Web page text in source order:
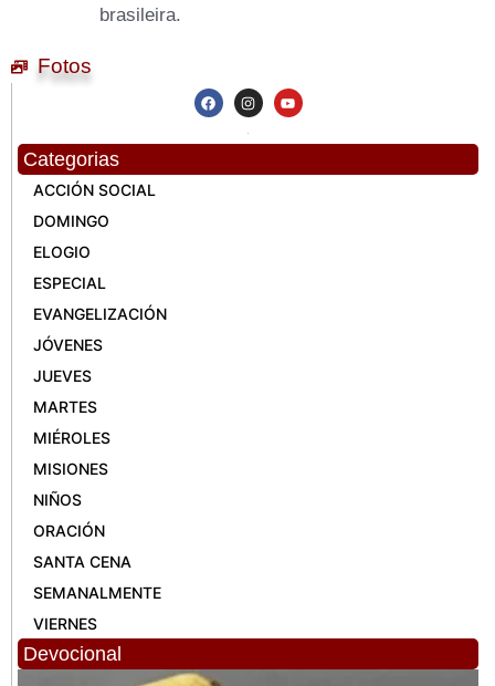
brasileira.
Fotos
Categorias
ACCIÓN SOCIAL
DOMINGO
ELOGIO
ESPECIAL
EVANGELIZACIÓN
JÓVENES
JUEVES
MARTES
MIÉROLES
MISIONES
NIÑOS
ORACIÓN
SANTA CENA
SEMANALMENTE
VIERNES
Devocional